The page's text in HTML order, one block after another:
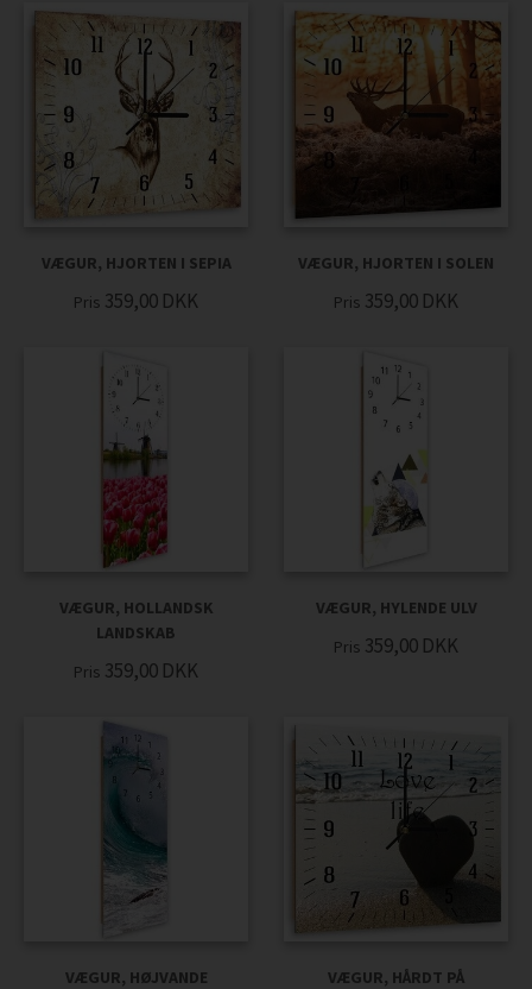
VÆGUR, HJORTEN I SEPIA
Pris 359,00 DKK
VÆGUR, HJORTEN I SOLEN
Pris 359,00 DKK
VÆGUR, HOLLANDSK
LANDSKAB
Pris 359,00 DKK
VÆGUR, HYLENDE ULV
Pris 359,00 DKK
VÆGUR, HØJVANDE
VÆGUR, HÅRDT PÅ